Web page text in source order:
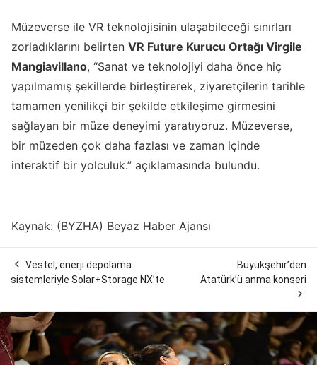
Müzeverse ile VR teknolojisinin ulaşabileceği sınırları
zorladıklarını belirten VR Future Kurucu Ortağı Virgile
Mangiavillano, “Sanat ve teknolojiyi daha önce hiç
yapılmamış şekillerde birleştirerek, ziyaretçilerin tarihle
tamamen yenilikçi bir şekilde etkileşime girmesini
sağlayan bir müze deneyimi yaratıyoruz. Müzeverse,
bir müzeden çok daha fazlası ve zaman içinde
interaktif bir yolculuk.” açıklamasında bulundu.
Kaynak: (BYZHA) Beyaz Haber Ajansı
 Vestel, enerji depolama
sistemleriyle Solar+Storage NX’te
Büyükşehir’den
Atatürk’ü anma konseri
